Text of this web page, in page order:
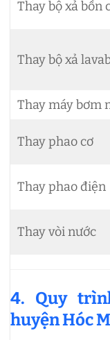
Thay bộ xả bồn
Thay bộ xả
Thay máy bơm
Thay phao cơ
Thay phao
Thay vòi nước
4. Quy
huyện Hóc